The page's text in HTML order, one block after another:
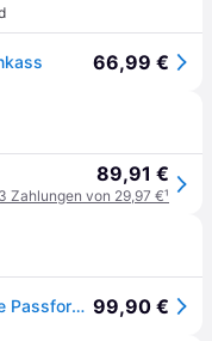
66,99 €
89,91 €
Zahlungen von 29,97 €¹
Tapout Herren Trainingsanzug normale Passform PUNKASS TRACK 99,90 €